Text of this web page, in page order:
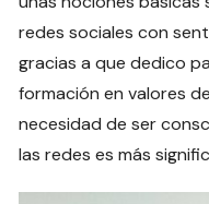
redes sociales con
gracias a que dedico
formación en valores
necesidad de ser
las redes es más